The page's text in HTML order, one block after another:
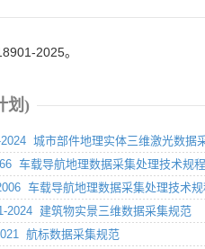
2025。
划)
2024 城市部件地理实体三维激光数据
车载导航地理数据采集处理技术规程
车载导航地理数据采集处理技术
2024 建筑物实景三维数据采集规范
航标数据采集规范